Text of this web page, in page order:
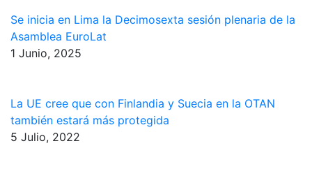
Se inicia en Lima la Decimosexta sesión plenaria de la
Asamblea EuroLat
1 Junio, 2025
La UE cree que con Finlandia y Suecia en la OTAN
también estará más protegida
5 Julio, 2022